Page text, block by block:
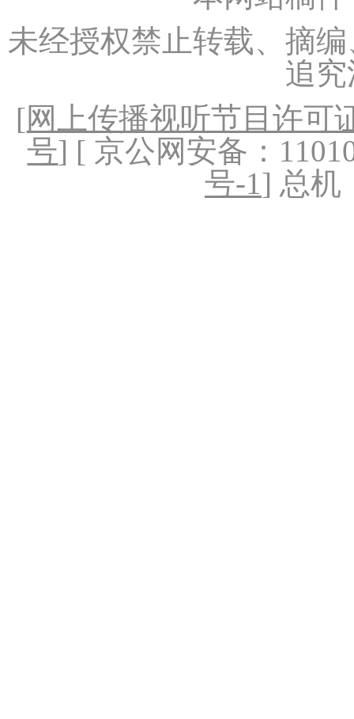
未经授权禁止转载、摘
追
[网上传播视听节目许可
号] [ 京公网安备：
号-1] 总机